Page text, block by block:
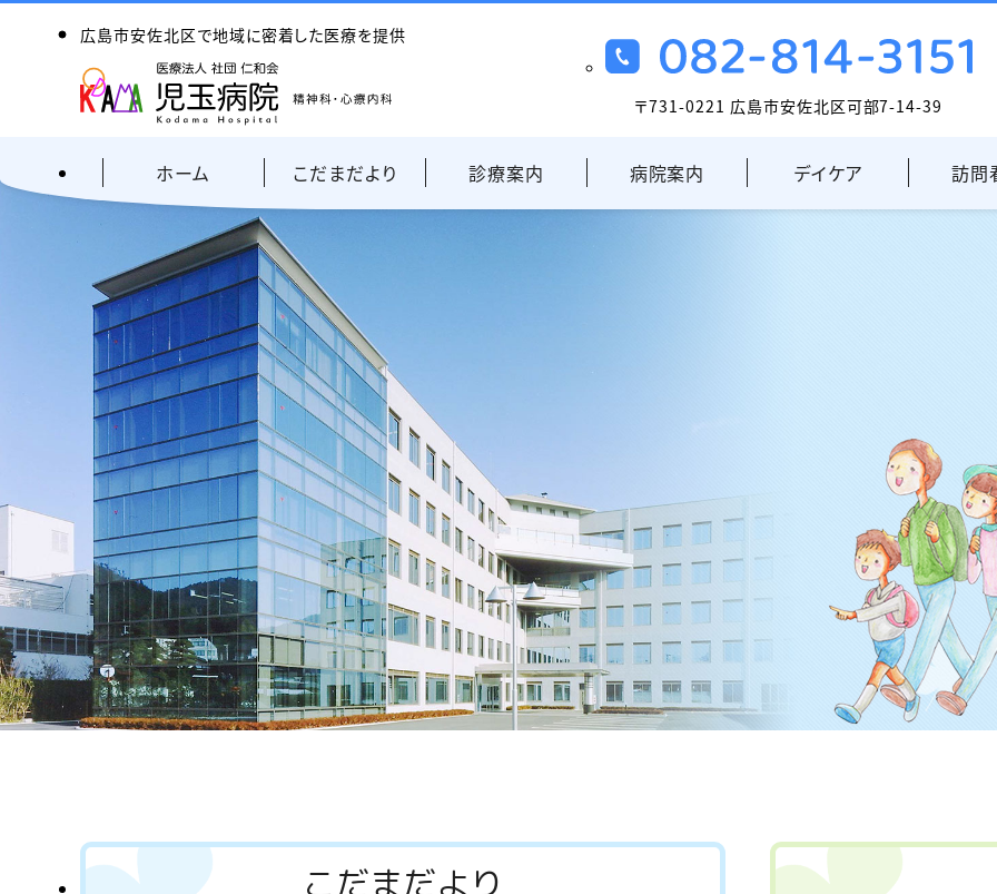
広島市安佐北区で地域に密着した医療を提供
〒731-0221 広島市安佐北区可部7-14-39
ホーム こだまだより 診療案内 病院案内 デイケア 訪問
こだまだより